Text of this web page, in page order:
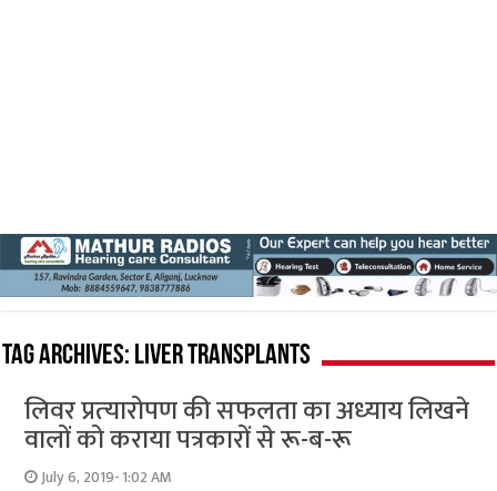
Tag Archives: liver transplants
लिवर प्रत्‍यारोपण की सफलता का अध्‍याय लिखने
वालों को कराया पत्रकारों से रू-ब-रू
July 6, 2019- 1:02 AM